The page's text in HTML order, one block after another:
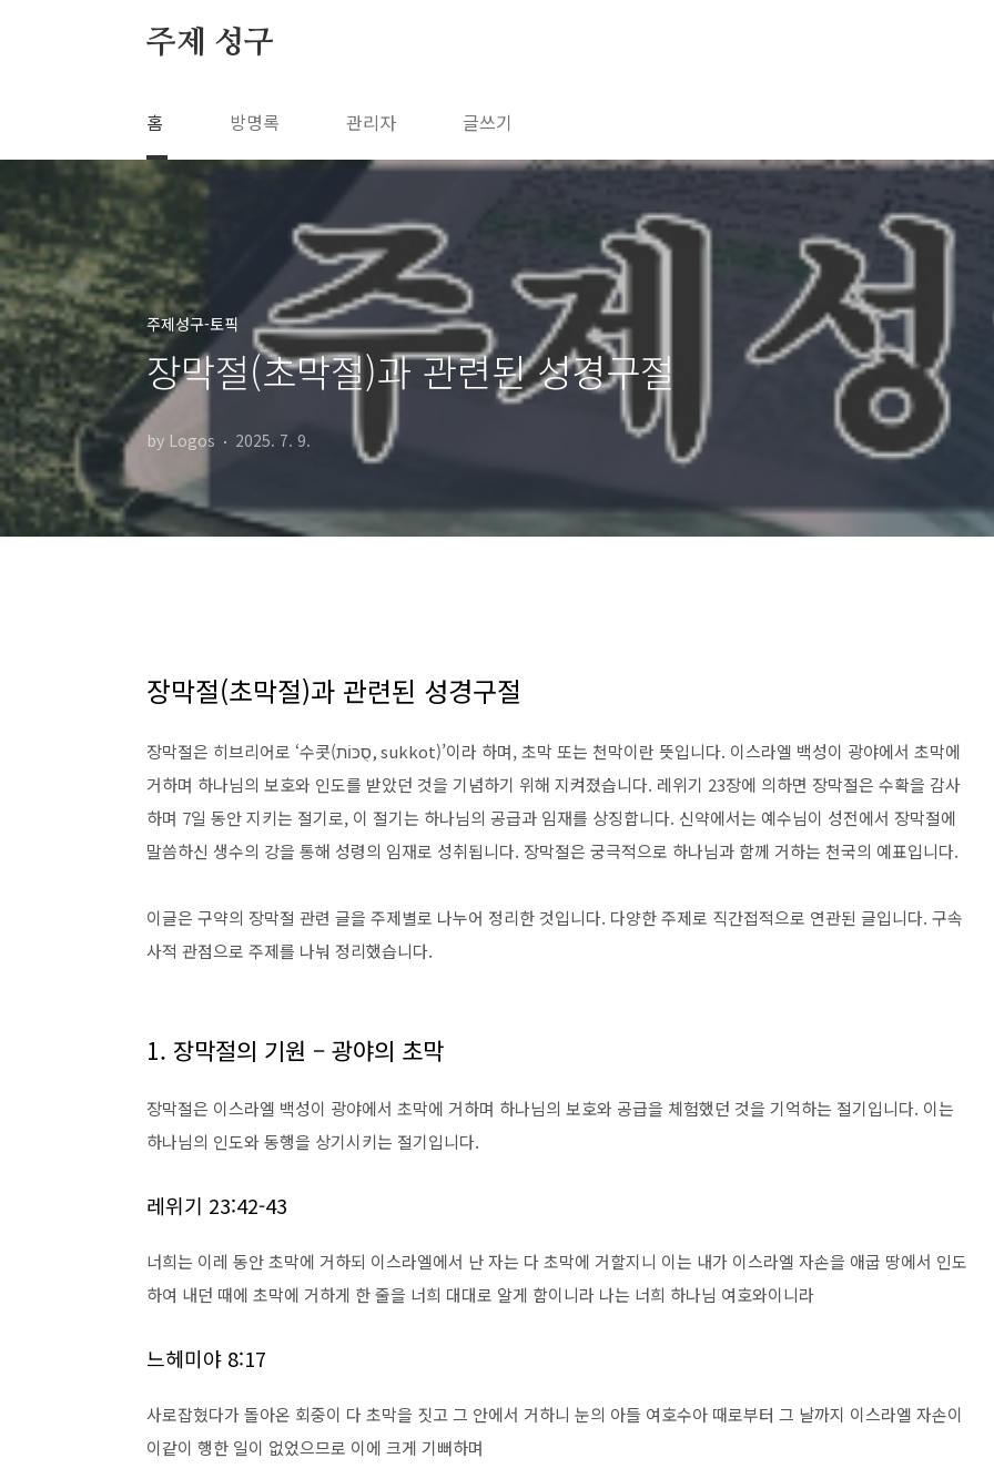
주제 성구
홈 방명록 관리자 글쓰기
주제성구-토픽
장막절(초막절)과 관련된 성경구절
by Logos 2025. 7. 9.
장막절(초막절)과 관련된 성경구절
장막절은 히브리어로 ‘수콧(סֻכּוֹת, sukkot)’이라 하며, 초막 또는 천막이란 뜻입니다. 이스라엘 백성이 광야에서 초막에
거하며 하나님의 보호와 인도를 받았던 것을 기념하기 위해 지켜졌습니다. 레위기 23장에 의하면 장막절은 수확을 감사
하며 7일 동안 지키는 절기로, 이 절기는 하나님의 공급과 임재를 상징합니다. 신약에서는 예수님이 성전에서 장막절에
말씀하신 생수의 강을 통해 성령의 임재로 성취됩니다. 장막절은 궁극적으로 하나님과 함께 거하는 천국의 예표입니다.
이글은 구약의 장막절 관련 글을 주제별로 나누어 정리한 것입니다. 다양한 주제로 직간접적으로 연관된 글입니다. 구속
사적 관점으로 주제를 나눠 정리했습니다.
1. 장막절의 기원 – 광야의 초막
장막절은 이스라엘 백성이 광야에서 초막에 거하며 하나님의 보호와 공급을 체험했던 것을 기억하는 절기입니다. 이는
하나님의 인도와 동행을 상기시키는 절기입니다.
레위기 23:42-43
너희는 이레 동안 초막에 거하되 이스라엘에서 난 자는 다 초막에 거할지니 이는 내가 이스라엘 자손을 애굽 땅에서 인도
하여 내던 때에 초막에 거하게 한 줄을 너희 대대로 알게 함이니라 나는 너희 하나님 여호와이니라
느헤미야 8:17
사로잡혔다가 돌아온 회중이 다 초막을 짓고 그 안에서 거하니 눈의 아들 여호수아 때로부터 그 날까지 이스라엘 자손이
이같이 행한 일이 없었으므로 이에 크게 기뻐하며